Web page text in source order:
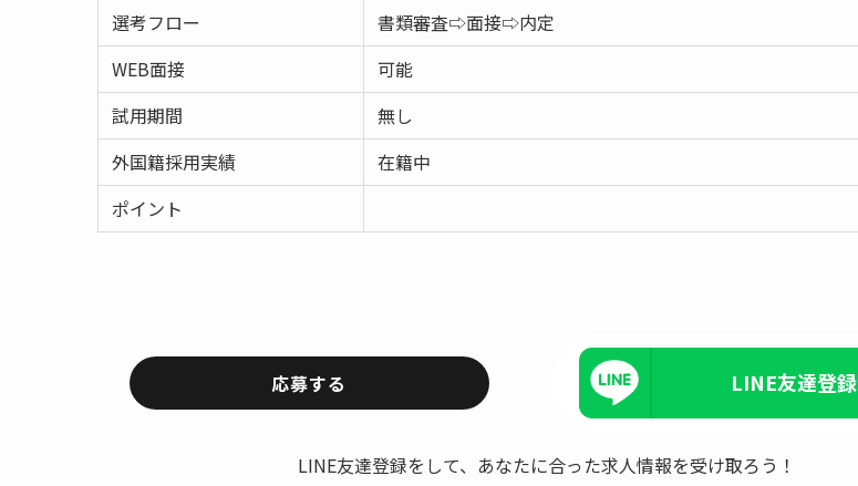
選考フロー
書類審査⇨面接⇨内定
WEB面接
可能
試用期間
無し
外国籍採用実績
在籍中
ポイント
応募する LINE友達登録
LINE友達登録をして、あなたに合った求人情報を受け取ろう！